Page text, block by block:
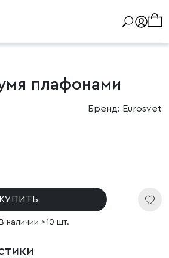
плафонами
Бренд: Eurosvet
КУПИТЬ
В наличии >10 шт.